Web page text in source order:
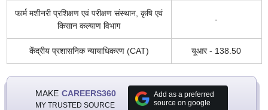
फार्म मशीनरी प्रशिक्षण एवं परीक्षण संस्थान, कृषि एवं
किसान कल्याण विभाग
-
केंद्रीय प्रशासनिक न्यायाधिकरण (CAT) यूआर - 138.50
MAKE CAREERS360
MY TRUSTED SOURCE
Add as a preferred
source on google